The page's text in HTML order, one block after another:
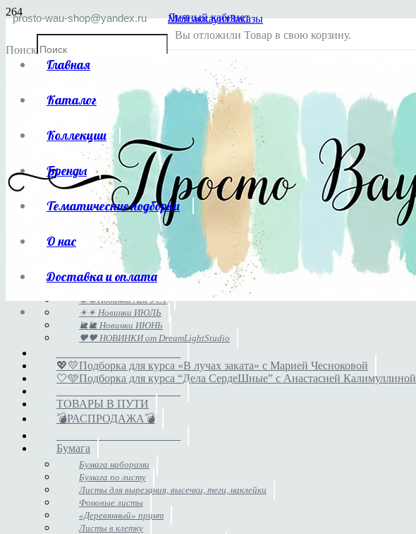
prosto-wau-shop@yandex.ru
Поиск
Личный кабинет
Мой аккаунтЗаказы
Вы отложили Товар в свою корзину.
Главная
Каталог
Коллекции
Бренды
Тематические подборки
О нас
Доставка и оплата
Каталог
НОВИНКИ
🌻🌻Новинки АВГУСТ
☀☀ Новинки ИЮЛЬ
🐌🐌 Новинки ИЮНЬ
🖤🖤 НОВИНКИ от DreamLightStudio
💖💛Подборка для курса «В лучах заката» с Марией Чесноковой
🤍🩵Подборка для курса “Дела СердеШные” с Анастасией Калимуллиной
______________________
ТОВАРЫ В ПУТИ
💣РАСПРОДАЖА💣
______________________
Бумага
Бумага наборами
Бумага по листу
Листы для вырезания, высечки, теги, наклейки
Фоновые листы
«Деревянный» принт
Листы в клетку